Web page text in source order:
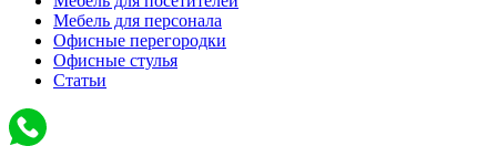
Мебель для персонала
Офисные перегородки
Офисные стулья
Статьи